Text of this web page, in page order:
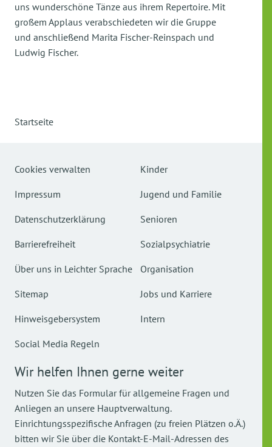
uns wunderschöne Tänze aus ihrem Repertoire. Mit
großem Applaus verabschiedeten wir die Gruppe
und anschließend Marita Fischer-Reinspach und
Ludwig Fischer.
Startseite
Cookies verwalten
Impressum
Datenschutzerklärung
Barrierefreiheit
Über uns in Leichter Sprache
Sitemap
Hinweisgebersystem
Social Media Regeln
Kinder
Jugend und Familie
Senioren
Sozialpsychiatrie
Organisation
Jobs und Karriere
Intern
Wir helfen Ihnen gerne weiter
Nutzen Sie das Formular für allgemeine Fragen und
Anliegen an unsere Hauptverwaltung.
Einrichtungsspezifische Anfragen (zu freien Plätzen o.Ä.)
bitten wir Sie über die Kontakt-E-Mail-Adressen des